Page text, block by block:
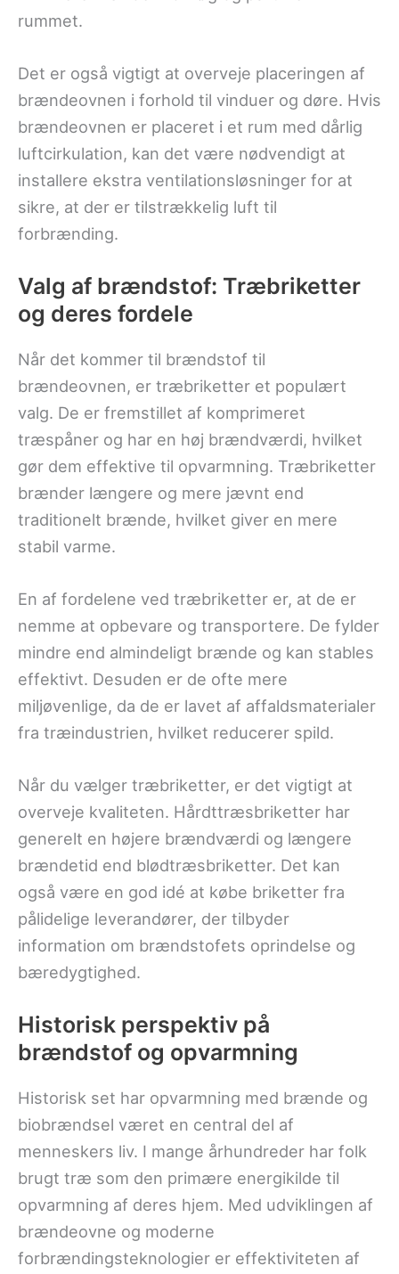
rummet.
Det er også vigtigt at overveje placeringen af
brændeovnen i forhold til vinduer og døre. Hvis
brændeovnen er placeret i et rum med dårlig
luftcirkulation, kan det være nødvendigt at
installere ekstra ventilationsløsninger for at
sikre, at der er tilstrækkelig luft til
forbrænding.
Valg af brændstof: Træbriketter
og deres fordele
Når det kommer til brændstof til
brændeovnen, er træbriketter et populært
valg. De er fremstillet af komprimeret
træspåner og har en høj brændværdi, hvilket
gør dem effektive til opvarmning. Træbriketter
brænder længere og mere jævnt end
traditionelt brænde, hvilket giver en mere
stabil varme.
En af fordelene ved træbriketter er, at de er
nemme at opbevare og transportere. De fylder
mindre end almindeligt brænde og kan stables
effektivt. Desuden er de ofte mere
miljøvenlige, da de er lavet af affaldsmaterialer
fra træindustrien, hvilket reducerer spild.
Når du vælger træbriketter, er det vigtigt at
overveje kvaliteten. Hårdttræsbriketter har
generelt en højere brændværdi og længere
brændetid end blødtræsbriketter. Det kan
også være en god idé at købe briketter fra
pålidelige leverandører, der tilbyder
information om brændstofets oprindelse og
bæredygtighed.
Historisk perspektiv på
brændstof og opvarmning
Historisk set har opvarmning med brænde og
biobrændsel været en central del af
menneskers liv. I mange århundreder har folk
brugt træ som den primære energikilde til
opvarmning af deres hjem. Med udviklingen af
brændeovne og moderne
forbrændingsteknologier er effektiviteten af